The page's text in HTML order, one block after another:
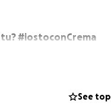
#iostoconCrema
See top